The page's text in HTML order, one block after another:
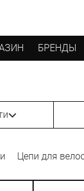
БРЕНДЫ
Цепи для